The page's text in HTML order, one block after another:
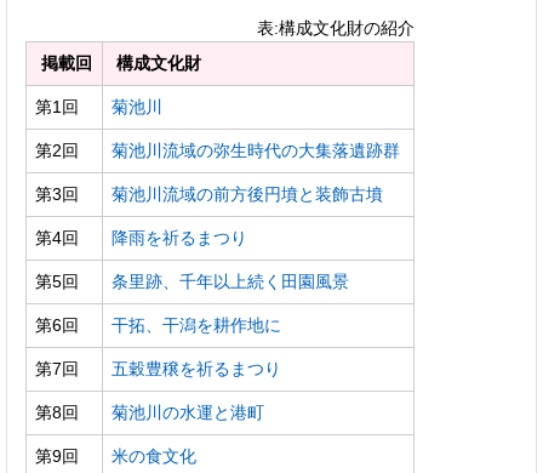
表:構成文化財の紹介
掲載回
構成文化財
第1回 菊池川
第2回 菊池川流域の弥生時代の大集落遺跡群
第3回 菊池川流域の前方後円墳と装飾古墳
第4回 降雨を祈るまつり
第5回 条里跡、千年以上続く田園風景
第6回 干拓、干潟を耕作地に
第7回 五穀豊穣を祈るまつり
第8回 菊池川の水運と港町
第9回 米の食文化